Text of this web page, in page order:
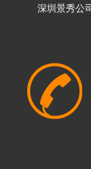
深圳景秀公